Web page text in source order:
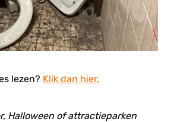
lezen? Klik dan hier.
Halloween of attractieparken